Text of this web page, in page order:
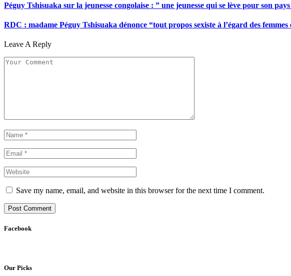
Péguy Tshisuaka sur la jeunesse congolaise : ” une jeunesse qui se lève pour son
RDC : madame Péguy Tshisuaka dénonce “tout propos sexiste à l’égard des
Leave A Reply
Save my name, email, and website in this browser for the next time I comment.
Facebook
Our Picks